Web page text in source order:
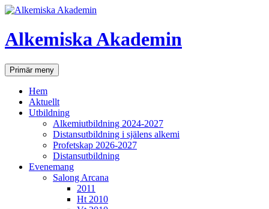
Hoppa
innehåll
Alkemiska Akademin
SökPrimär meny
Hem
Aktuellt
Utbildning
Alkemiutbildning 2024-2027
Distansutbildning i själens alkemi
Profetskap 2026-2027
Distansutbildning
Evenemang
Salong Arcana
2011
Ht 2010